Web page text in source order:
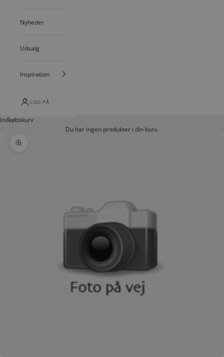
Nyheder
Udsalg
Inspiration
LOG PÅ
Indkøbskurv
Du har ingen produkter i din kurv.
Zoom